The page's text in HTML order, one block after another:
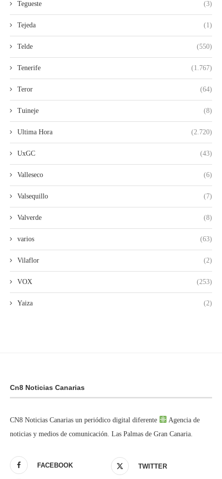
Tegueste (3)
Tejeda (1)
Telde (550)
Tenerife (1.767)
Teror (64)
Tuineje (8)
Ultima Hora (2.720)
UxGC (43)
Valleseco (6)
Valsequillo (7)
Valverde (8)
varios (63)
Vilaflor (2)
VOX (253)
Yaiza (2)
Cn8 Noticias Canarias
CN8 Noticias Canarias un periódico digital diferente
Agencia de
noticias y medios de comunicación. Las Palmas de Gran Canaria.
FACEBOOK TWITTER